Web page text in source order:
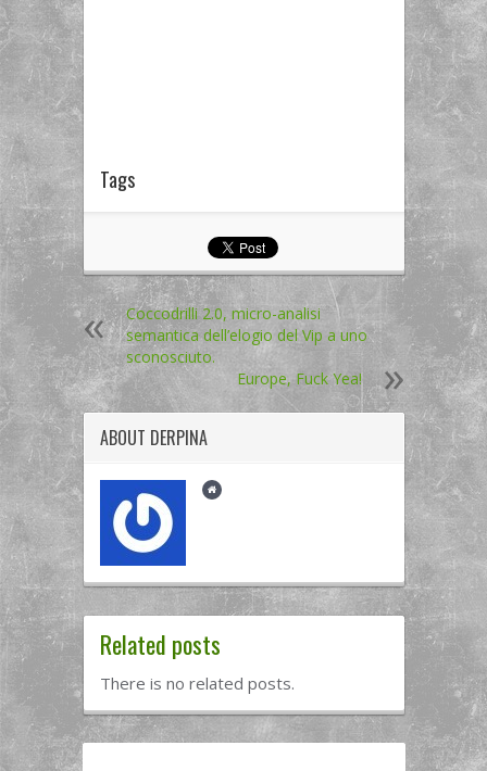
Tags
Coccodrilli 2.0, micro-analisi
semantica dell’elogio del Vip a uno
sconosciuto.
Europe, Fuck Yea!
ABOUT DERPINA
Related posts
There is no related posts.